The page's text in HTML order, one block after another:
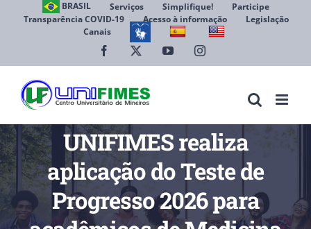
BRASIL Serviços Simplifique!
Participe
Transparência COVID-19
Acesso à informação
Legislação
Canais
Facebook YouTubeInstagram
UNIFIMES realiza
aplicação do Teste de
Progresso 2026 para